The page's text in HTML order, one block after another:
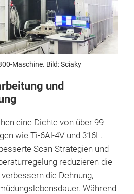
Maschine. Bild: Sciaky
und
eine Dichte von über 99
wie Ti-6Al-4V und 316L.
Scan-Strategien und
reduzieren die
die Dehnung,
Während